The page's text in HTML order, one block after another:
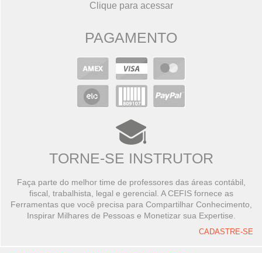
Clique para acessar
PAGAMENTO
TORNE-SE INSTRUTOR
Faça parte do melhor time de professores das áreas contábil,
fiscal, trabalhista, legal e gerencial. A CEFIS fornece as
Ferramentas que você precisa para Compartilhar Conhecimento,
Inspirar Milhares de Pessoas e Monetizar sua Expertise.
CADASTRE-SE